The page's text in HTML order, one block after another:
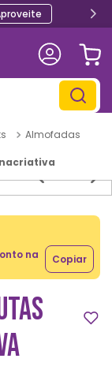
Almofadas
na
Copiar